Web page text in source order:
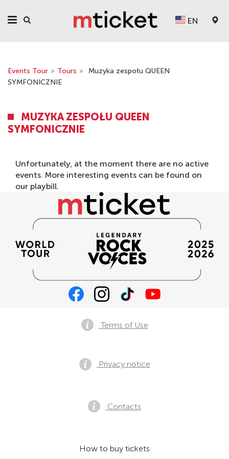
EN
Events Tour » Tours »
Muzyka zespołu QUEEN
SYMFONICZNIE
MUZYKA ZESPOŁU QUEEN
SYMFONICZNIE
Unfortunately, at the moment there are no active
events. More interesting events can be found on
our playbill.
Terms of Use
Privacy notice
Contacts
How to buy tickets